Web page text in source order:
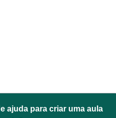
ajuda para criar uma aula